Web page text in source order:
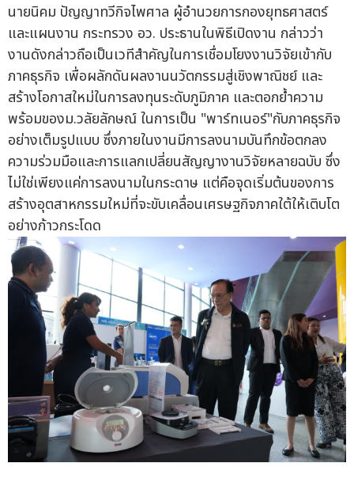
นายนิคม ปัญญาทวีกิจไพศาล ผู้อำนวยการกองยุทธศาสตร์
และแผนงาน กระทรวง อว. ประธานในพิธีเปิดงาน กล่าวว่า
งานดังกล่าวถือเป็นเวทีสำคัญในการเชื่อมโยงงานวิจัยเข้ากับ
ภาคธุรกิจ เพื่อผลักดันผลงานนวัตกรรมสู่เชิงพาณิชย์ และ
สร้างโอกาสใหม่ในการลงทุนระดับภูมิภาค และตอกย้ำความ
พร้อมของม.วลัยลักษณ์ ในการเป็น "พาร์ทเนอร์"กับภาคธุรกิจ
อย่างเต็มรูปแบบ ซึ่งภายในงานมีการลงนามบันทึกข้อตกลง
ความร่วมมือและการแลกเปลี่ยนสัญญางานวิจัยหลายฉบับ ซึ่ง
ไม่ใช่เพียงแค่การลงนามในกระดาษ แต่คือจุดเริ่มต้นของการ
สร้างอุตสาหกรรมใหม่ที่จะขับเคลื่อนเศรษฐกิจภาคใต้ให้เติบโต
อย่างก้าวกระโดด